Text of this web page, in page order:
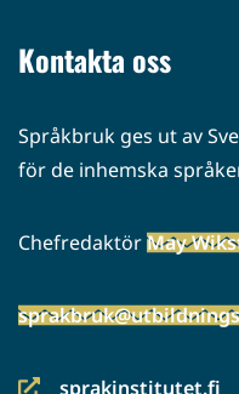
Kontakta oss
Språkbruk ges ut av
för de inhemska
ChefredaktörMay
sprakinstitutet.fi